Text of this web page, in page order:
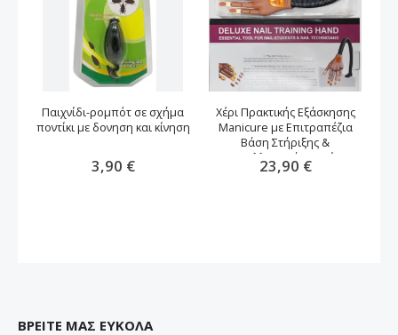
Παιχνίδι-ρομπότ σε σχήμα
ποντίκι με δονηση και κίνηση
3,90 €
Χέρι Πρακτικής Εξάσκησης
Manicure με Επιτραπέζια
Βάση Στήριξης &
Ανταλλακτικά Νυχιών
23,90 €
ΒΡΕΙΤΕ ΜΑΣ ΕΥΚΟΛΑ